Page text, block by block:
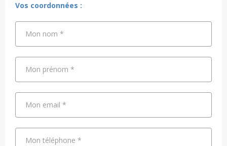
Vos coordonnées :
Mon nom *
Mon prénom *
Mon email *
Mon téléphone *